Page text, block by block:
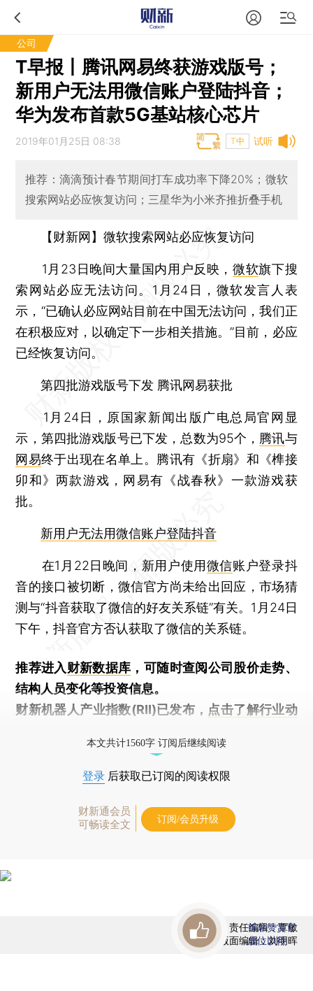
公司
T早报丨腾讯网易终获游戏版号；
新用户无法用微信账户登陆抖音；
华为发布首款5G基站核心芯片
试听
2019年01月25日 08:38 T中
推荐：滴滴预计春节期间打车成功率下降20%；微软
搜索网站必应恢复访问；三星华为小米齐推折叠手机
【财新网】微软搜索网站必应恢复访问
1月23日晚间大量国内用户反映，微软旗下搜
索网站必应无法访问。1月24日，微软发言人表
示，“已确认必应网站目前在中国无法访问，我们正
在积极应对，以确定下一步相关措施。”目前，必应
已经恢复访问。
第四批游戏版号下发 腾讯网易获批
1月24日，原国家新闻出版广电总局官网显
示，第四批游戏版号已下发，总数为95个， 腾讯与
网易终于出现在名单上。腾讯有《折扇》和《榫接
卯和》两款游戏，网易有《战春秋》一款游戏获
批。
新用户无法用微信账户登陆抖音
在1月22日晚间，新用户使用微信账户登录抖
音的接口被切断，微信官方尚未给出回应，市场猜
测与“抖音获取了微信的好友关系链”有关。1月24日
下午，抖音官方否认获取了微信的关系链。
推荐进入财新数据库 ，可随时查阅公司股价走势、
结构人员变化等投资信息。
财新机器人产业指数(RII)已发布， 点击了解行业动
本文共计1560字 订阅后继续阅读
登录 后获取已订阅的阅读权限
财新通会员
可畅读全文
订阅/会员升级
责任编辑：覃敏
版面编辑：刘明晖
首席赞赏官
虚位以待